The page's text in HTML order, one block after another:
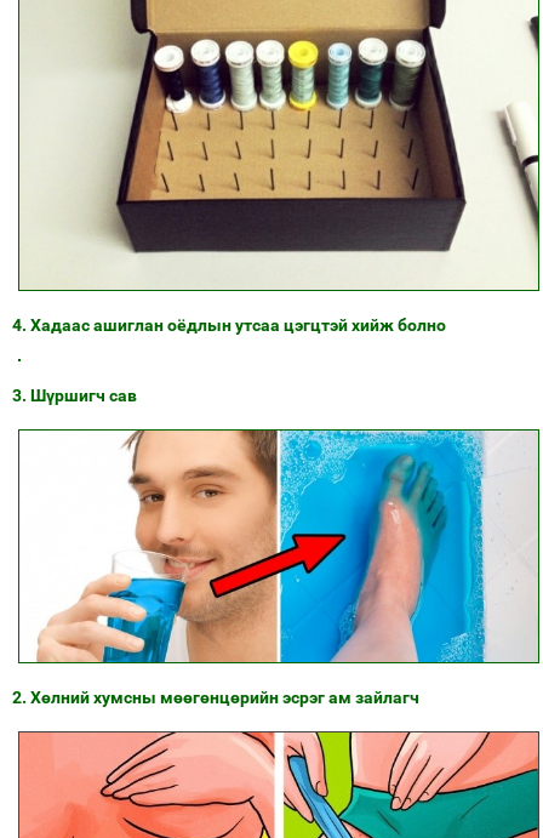
4. Хадаас ашиглан оёдлын утсаа цэгцтэй хийж болно
3. Шүршигч сав
2. Хөлний хумсны мөөгөнцөрийн эсрэг ам зайлагч